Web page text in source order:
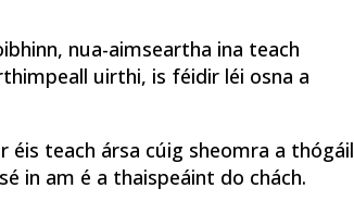
nua-aimseartha ina teach
uirthi, is féidir léi osna a
teach ársa cúig sheomra a thógáil
in am é a thaispeáint do chách.